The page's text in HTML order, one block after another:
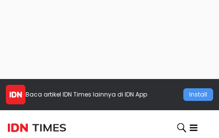
Baca artikel IDN Times lainnya di IDN App Install